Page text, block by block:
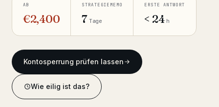
◆ KRYPTO-WIEDERHERSTELLUNG
Crypto Account Unlock
Bybit
AB
€2,400
STRATEGIEMEMO
7 Tage
ERSTE ANTWORT
< 24 h
Kontosperrung prüfen lassen
Wie eilig ist das?